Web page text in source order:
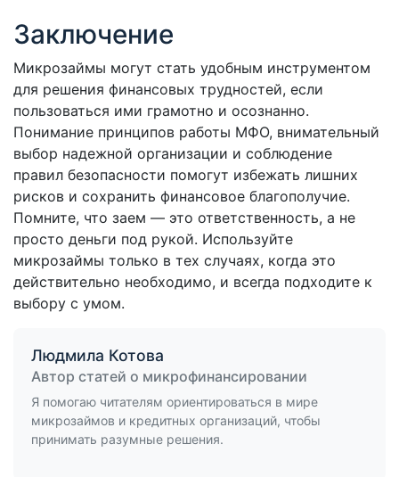
Заключение
Микрозаймы могут стать удобным инструментом
для решения финансовых трудностей, если
пользоваться ими грамотно и осознанно.
Понимание принципов работы МФО, внимательный
выбор надежной организации и соблюдение
правил безопасности помогут избежать лишних
рисков и сохранить финансовое благополучие.
Помните, что заем — это ответственность, а не
просто деньги под рукой. Используйте
микрозаймы только в тех случаях, когда это
действительно необходимо, и всегда подходите к
выбору с умом.
Людмила Котова
Автор статей о микрофинансировании
Я помогаю читателям ориентироваться в мире
микрозаймов и кредитных организаций, чтобы
принимать разумные решения.